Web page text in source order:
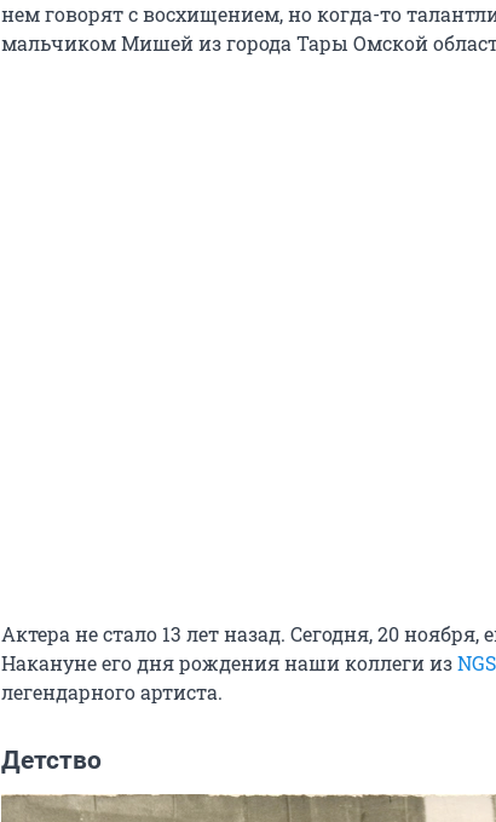
нем говорят с восхищением, но когда-то
мальчиком Мишей из города Тары Омской
Актера не стало 13 лет назад. Сегодня, 20
Накануне его дня рождения наши коллеги из
легендарного артиста.
Детство